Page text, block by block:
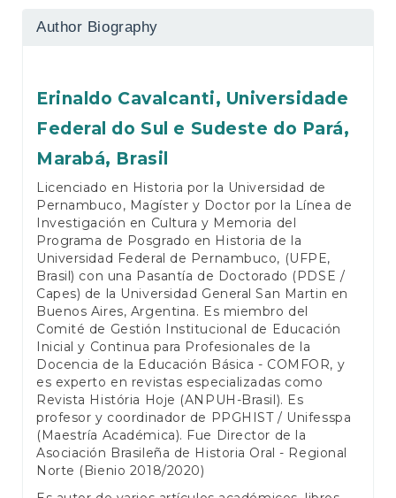
Author Biography
Erinaldo Cavalcanti, Universidade
Federal do Sul e Sudeste do Pará,
Marabá, Brasil
Licenciado en Historia por la Universidad de
Pernambuco, Magíster y Doctor por la Línea de
Investigación en Cultura y Memoria del
Programa de Posgrado en Historia de la
Universidad Federal de Pernambuco, (UFPE,
Brasil) con una Pasantía de Doctorado (PDSE /
Capes) de la Universidad General San Martin en
Buenos Aires, Argentina. Es miembro del
Comité de Gestión Institucional de Educación
Inicial y Continua para Profesionales de la
Docencia de la Educación Básica - COMFOR, y
es experto en revistas especializadas como
Revista História Hoje (ANPUH-Brasil). Es
profesor y coordinador de PPGHIST / Unifesspa
(Maestría Académica). Fue Director de la
Asociación Brasileña de Historia Oral - Regional
Norte (Bienio 2018/2020)